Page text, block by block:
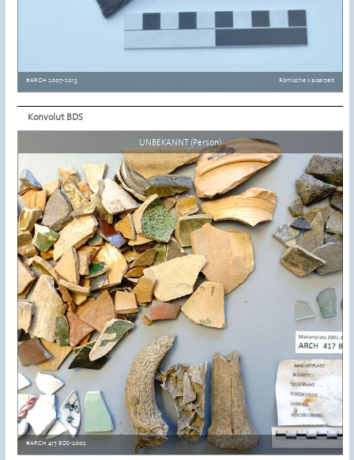
#ARCH 2007-2013 Römische Kaiserzeit
Konvolut BDS
UNBEKANNT (Person)
#ARCH 417 BDS-2002